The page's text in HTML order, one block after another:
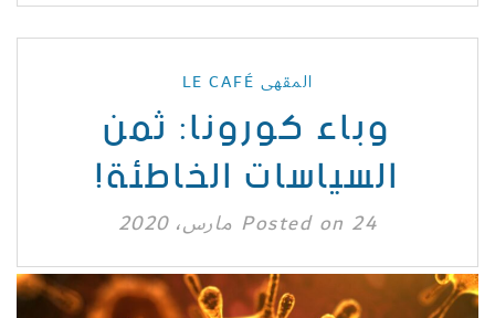
المقهى LE CAFÉ
وباء كورونا: ثمن
السياسات الخاطئة!
Posted on 24 مارس، 2020